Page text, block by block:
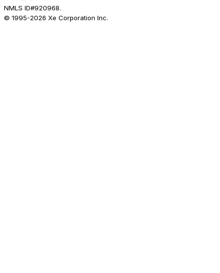
NMLS ID#920968.
© 1995-2026 Xe Corporation Inc.